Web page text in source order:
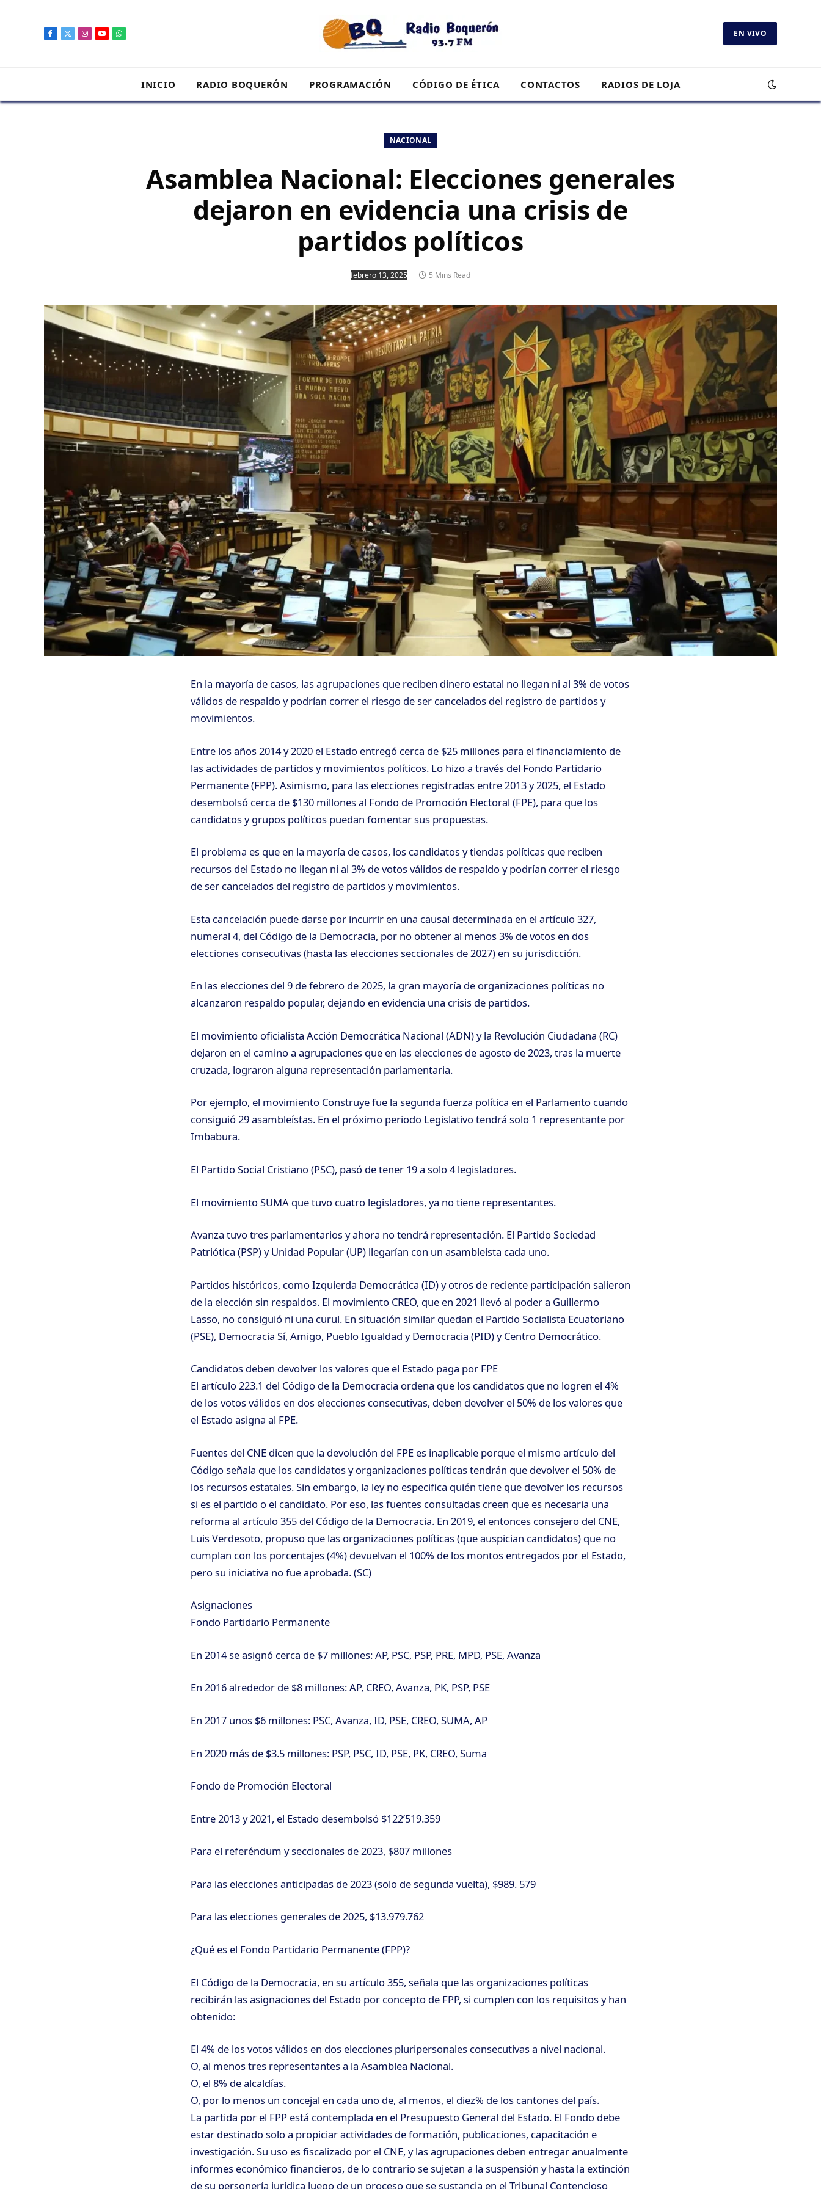
Facebook
X
Instagram
YouTubeWhatsApp EN VIVO
INICIO RADIO BOQUERÓN PROGRAMACIÓN CÓDIGO DE ÉTICA CONTACTOS RADIOS DE LOJA
NACIONAL
Asamblea Nacional: Elecciones generales
dejaron en evidencia una crisis de
partidos políticos
febrero 13, 2025 5 Mins Read
En la mayoría de casos, las agrupaciones que reciben dinero estatal no llegan ni al 3% de votos
válidos de respaldo y podrían correr el riesgo de ser cancelados del registro de partidos y
movimientos.
Entre los años 2014 y 2020 el Estado entregó cerca de $25 millones para el financiamiento de
las actividades de partidos y movimientos políticos. Lo hizo a través del Fondo Partidario
Permanente (FPP). Asimismo, para las elecciones registradas entre 2013 y 2025, el Estado
desembolsó cerca de $130 millones al Fondo de Promoción Electoral (FPE), para que los
candidatos y grupos políticos puedan fomentar sus propuestas.
El problema es que en la mayoría de casos, los candidatos y tiendas políticas que reciben
recursos del Estado no llegan ni al 3% de votos válidos de respaldo y podrían correr el riesgo
de ser cancelados del registro de partidos y movimientos.
Esta cancelación puede darse por incurrir en una causal determinada en el artículo 327,
numeral 4, del Código de la Democracia, por no obtener al menos 3% de votos en dos
elecciones consecutivas (hasta las elecciones seccionales de 2027) en su jurisdicción.
En las elecciones del 9 de febrero de 2025, la gran mayoría de organizaciones políticas no
alcanzaron respaldo popular, dejando en evidencia una crisis de partidos.
El movimiento oficialista Acción Democrática Nacional (ADN) y la Revolución Ciudadana (RC)
dejaron en el camino a agrupaciones que en las elecciones de agosto de 2023, tras la muerte
cruzada, lograron alguna representación parlamentaria.
Por ejemplo, el movimiento Construye fue la segunda fuerza política en el Parlamento cuando
consiguió 29 asambleístas. En el próximo periodo Legislativo tendrá solo 1 representante por
Imbabura.
El Partido Social Cristiano (PSC), pasó de tener 19 a solo 4 legisladores.
El movimiento SUMA que tuvo cuatro legisladores, ya no tiene representantes.
Avanza tuvo tres parlamentarios y ahora no tendrá representación. El Partido Sociedad
Patriótica (PSP) y Unidad Popular (UP) llegarían con un asambleísta cada uno.
Partidos históricos, como Izquierda Democrática (ID) y otros de reciente participación salieron
de la elección sin respaldos. El movimiento CREO, que en 2021 llevó al poder a Guillermo
Lasso, no consiguió ni una curul. En situación similar quedan el Partido Socialista Ecuatoriano
(PSE), Democracia Sí, Amigo, Pueblo Igualdad y Democracia (PID) y Centro Democrático.
Candidatos deben devolver los valores que el Estado paga por FPE
El artículo 223.1 del Código de la Democracia ordena que los candidatos que no logren el 4%
de los votos válidos en dos elecciones consecutivas, deben devolver el 50% de los valores que
el Estado asigna al FPE.
Fuentes del CNE dicen que la devolución del FPE es inaplicable porque el mismo artículo del
Código señala que los candidatos y organizaciones políticas tendrán que devolver el 50% de
los recursos estatales. Sin embargo, la ley no especifica quién tiene que devolver los recursos
si es el partido o el candidato. Por eso, las fuentes consultadas creen que es necesaria una
reforma al artículo 355 del Código de la Democracia. En 2019, el entonces consejero del CNE,
Luis Verdesoto, propuso que las organizaciones políticas (que auspician candidatos) que no
cumplan con los porcentajes (4%) devuelvan el 100% de los montos entregados por el Estado,
pero su iniciativa no fue aprobada. (SC)
Asignaciones
Fondo Partidario Permanente
En 2014 se asignó cerca de $7 millones: AP, PSC, PSP, PRE, MPD, PSE, Avanza
En 2016 alrededor de $8 millones: AP, CREO, Avanza, PK, PSP, PSE
En 2017 unos $6 millones: PSC, Avanza, ID, PSE, CREO, SUMA, AP
En 2020 más de $3.5 millones: PSP, PSC, ID, PSE, PK, CREO, Suma
Fondo de Promoción Electoral
Entre 2013 y 2021, el Estado desembolsó $122’519.359
Para el referéndum y seccionales de 2023, $807 millones
Para las elecciones anticipadas de 2023 (solo de segunda vuelta), $989. 579
Para las elecciones generales de 2025, $13.979.762
¿Qué es el Fondo Partidario Permanente (FPP)?
El Código de la Democracia, en su artículo 355, señala que las organizaciones políticas
recibirán las asignaciones del Estado por concepto de FPP, si cumplen con los requisitos y han
obtenido:
El 4% de los votos válidos en dos elecciones pluripersonales consecutivas a nivel nacional.
O, al menos tres representantes a la Asamblea Nacional.
O, el 8% de alcaldías.
O, por lo menos un concejal en cada uno de, al menos, el diez% de los cantones del país.
La partida por el FPP está contemplada en el Presupuesto General del Estado. El Fondo debe
estar destinado solo a propiciar actividades de formación, publicaciones, capacitación e
investigación. Su uso es fiscalizado por el CNE, y las agrupaciones deben entregar anualmente
informes económico financieros, de lo contrario se sujetan a la suspensión y hasta la extinción
de su personería jurídica luego de un proceso que se sustancia en el Tribunal Contencioso